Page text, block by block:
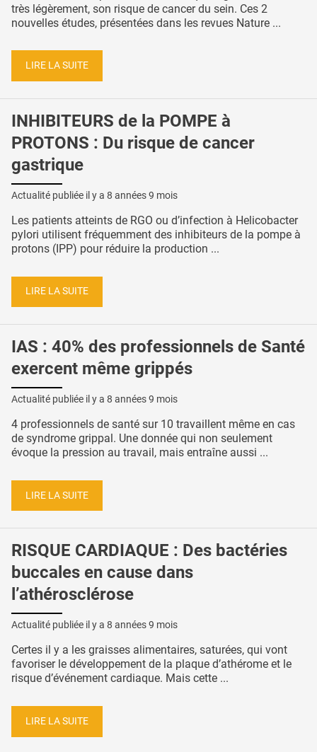
très légèrement, son risque de cancer du sein. Ces 2
nouvelles études, présentées dans les revues Nature ...
LIRE LA SUITE
INHIBITEURS de la POMPE à
PROTONS : Du risque de cancer
gastrique
Actualité publiée il y a 8 années 9 mois
Les patients atteints de RGO ou d’infection à Helicobacter
pylori utilisent fréquemment des inhibiteurs de la pompe à
protons (IPP) pour réduire la production ...
LIRE LA SUITE
IAS : 40% des professionnels de Santé
exercent même grippés
Actualité publiée il y a 8 années 9 mois
4 professionnels de santé sur 10 travaillent même en cas
de syndrome grippal. Une donnée qui non seulement
évoque la pression au travail, mais entraîne aussi ...
LIRE LA SUITE
RISQUE CARDIAQUE : Des bactéries
buccales en cause dans
l’athérosclérose
Actualité publiée il y a 8 années 9 mois
Certes il y a les graisses alimentaires, saturées, qui vont
favoriser le développement de la plaque d’athérome et le
risque d’événement cardiaque. Mais cette ...
LIRE LA SUITE